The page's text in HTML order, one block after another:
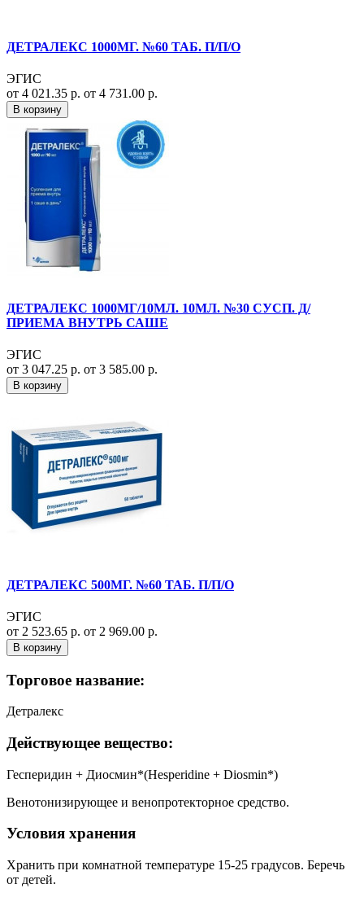
ДЕТРАЛЕКС 1000МГ. №60 ТАБ. П/П/О
ЭГИС
от 4 021.35 р. от 4 731.00 р.
В корзину
ДЕТРАЛЕКС 1000МГ/10МЛ. 10МЛ. №30 СУСП. Д/
ПРИЕМА ВНУТРЬ САШЕ
ЭГИС
от 3 047.25 р. от 3 585.00 р.
В корзину
ДЕТРАЛЕКС 500МГ. №60 ТАБ. П/П/О
ЭГИС
от 2 523.65 р. от 2 969.00 р.
В корзину
Торговое название:
Детралекс
Действующее вещество:
Гесперидин + Диосмин*(Hesperidine + Diosmin*)
Венотонизирующее и венопротекторное средство.
Условия хранения
Хранить при комнатной температуре 15-25 градусов. Беречь
от детей.